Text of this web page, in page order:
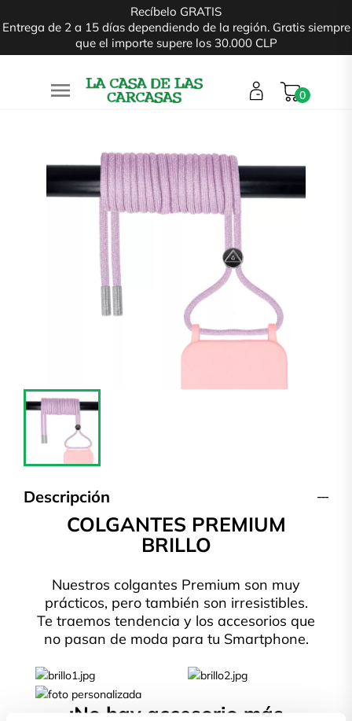
Recíbelo GRATIS
Entrega de 2 a 15 días dependiendo de la región. Gratis siempre
que el importe supere los 30.000 CLP
 0
Descripción
COLGANTES PREMIUM
BRILLO
Nuestros colgantes Premium son muy
prácticos, pero también son irresistibles.
Te traemos tendencia y los accesorios que
no pasan de moda para tu Smartphone.
¡No hay accesorio más